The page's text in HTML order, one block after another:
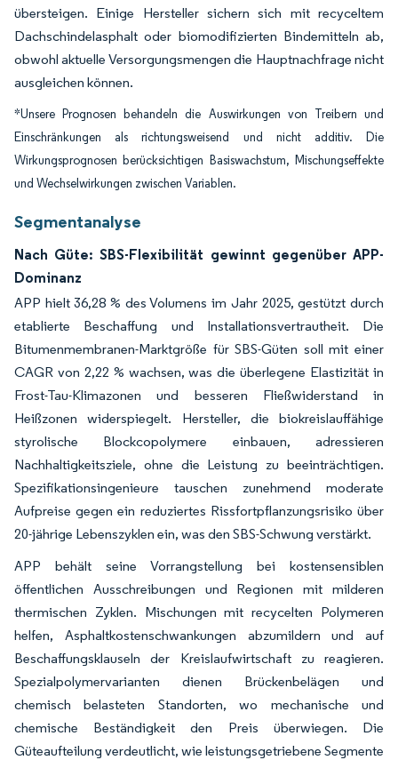
übersteigen. Einige Hersteller sichern sich mit recyceltem
Dachschindelasphalt oder biomodifizierten Bindemitteln ab,
obwohl aktuelle Versorgungsmengen die Hauptnachfrage nicht
ausgleichen können.
*Unsere Prognosen behandeln die Auswirkungen von Treibern und
Einschränkungen als richtungsweisend und nicht additiv. Die
Wirkungsprognosen berücksichtigen Basiswachstum, Mischungseffekte
und Wechselwirkungen zwischen Variablen.
Segmentanalyse
Nach Güte: SBS-Flexibilität gewinnt gegenüber APP-
Dominanz
APP hielt 36,28 % des Volumens im Jahr 2025, gestützt durch
etablierte Beschaffung und Installationsvertrautheit. Die
Bitumenmembranen-Marktgröße für SBS-Güten soll mit einer
CAGR von 2,22 % wachsen, was die überlegene Elastizität in
Frost-Tau-Klimazonen und besseren Fließwiderstand in
Heißzonen widerspiegelt. Hersteller, die biokreislauffähige
styrolische Blockcopolymere einbauen, adressieren
Nachhaltigkeitsziele, ohne die Leistung zu beeinträchtigen.
Spezifikationsingenieure tauschen zunehmend moderate
Aufpreise gegen ein reduziertes Rissfortpflanzungsrisiko über
20-jährige Lebenszyklen ein, was den SBS-Schwung verstärkt.
APP behält seine Vorrangstellung bei kostensensiblen
öffentlichen Ausschreibungen und Regionen mit milderen
thermischen Zyklen. Mischungen mit recycelten Polymeren
helfen, Asphaltkostenschwankungen abzumildern und auf
Beschaffungsklauseln der Kreislaufwirtschaft zu reagieren.
Spezialpolymervarianten dienen Brückenbelägen und
chemisch belasteten Standorten, wo mechanische und
chemische Beständigkeit den Preis überwiegen. Die
Güteaufteilung verdeutlicht, wie leistungsgetriebene Segmente